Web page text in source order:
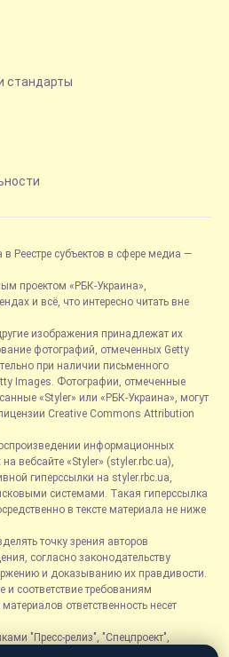
стандарты
Реестре субъектов в сфере медиа —
проектом «РБК-Украина»,
и всё, что интересно читать вне
изображения принадлежат их
фотографий, отмеченных Getty
при наличии письменного
Images. Фотографии, отмеченные
«Styler» или «РБК-Украина», могут
Creative Commons Attribution
информационных
вебсайте «Styler» (styler.rbc.ua),
гиперссылки на styler.rbc.ua,
системами. Такая гиперссылка
в тексте материала не ниже
точку зрения авторов
согласно законодательству
и доказыванию их правдивости.
и соответствие требованиям
ответственность несет
"Пресс-релиз", "Спецпроект",